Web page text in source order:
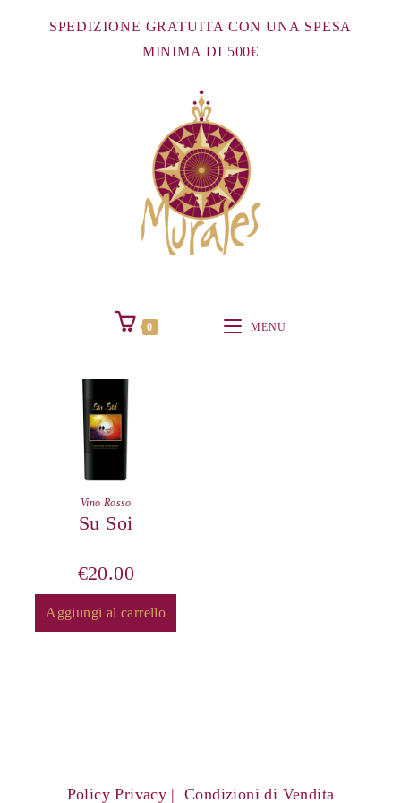
SPEDIZIONE GRATUITA CON UNA SPESA
MINIMA DI 500€
0 MENU
Vino Rosso
Su Soi
€20.00
Aggiungi al carrello
Policy Privacy Condizioni di Vendita